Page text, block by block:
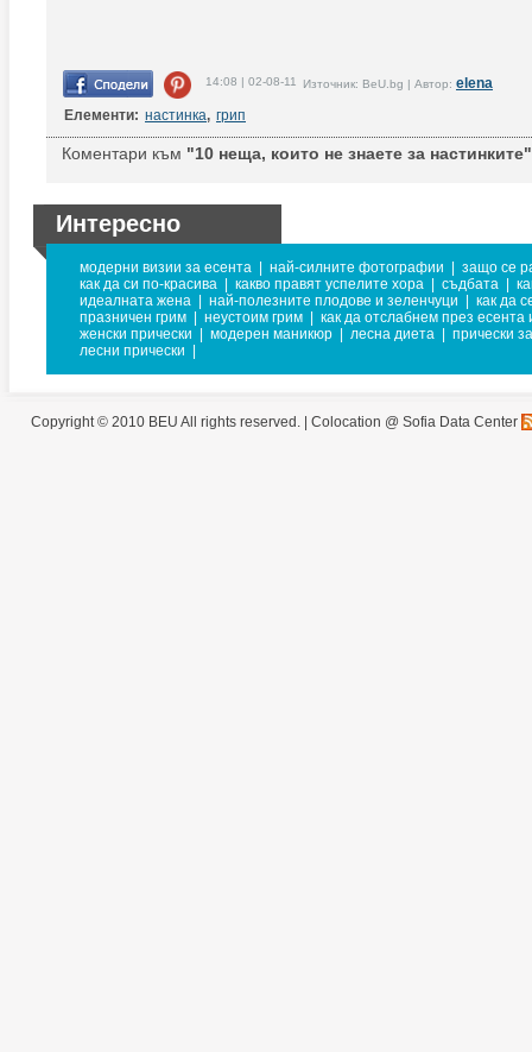
14:08 | 02-08-11 Източник: BeU.bg | Автор: elena
Елементи: настинка, грип
Коментари към "10 неща, които не знаете за
Интересно
модерни визии за есента най-силните фотографии
защо се
как да си по-красива
какво правят успелите хора съдбата
идеалната жена
най-полезните плодове и зеленчуци
как да
празничен грим
неустоим грим
как да отслабнем през есента
женски прически
модерен маникюр лесна диета
прически
лесни прически
Copyright © 2010 BEU All rights reserved. | Colocation @ Sofia Data Center